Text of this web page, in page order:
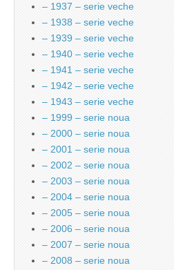
– 1937 – serie veche
– 1938 – serie veche
– 1939 – serie veche
– 1940 – serie veche
– 1941 – serie veche
– 1942 – serie veche
– 1943 – serie veche
– 1999 – serie noua
– 2000 – serie noua
– 2001 – serie noua
– 2002 – serie noua
– 2003 – serie noua
– 2004 – serie noua
– 2005 – serie noua
– 2006 – serie noua
– 2007 – serie noua
– 2008 – serie noua